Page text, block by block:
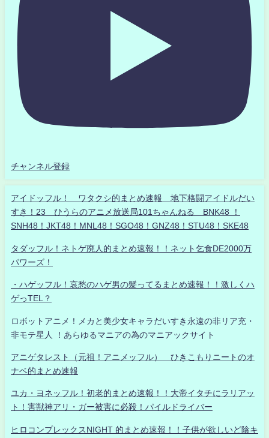
チャンネル登録
アイドッフル！ ワタクシ的まとめ速報 地下格闘アイドルだい
すき！23 ひうらのアニメ放送局101ちゃんねる BNK48 ！
SNH48！JKT48！MNL48！SGO48！GNZ48！STU48！SKE48
タダッフル！ネトゲ廃人的まとめ速報！！ネット乞食DE2000万
パワーズ！
・ハゲッフル！哀愁のハゲ男の髪ってるまとめ速報！！激しくハ
ゲっTEL？
ロボットアニメ！メカと美少女キャラだいすき永遠の非リア充・
非モテ星人 ！あらゆるマニアの為のマニアックサイト
アニゲタレスト（元祖！アニメッフル） ひきこもりニートのオ
ナベ的まとめ速報
ユカ・ヨネッフル！初老的まとめ速報！！大帝イタチにラリアッ
ト！害獣神アリ・ガー被害に必殺！パイルドライバー
ヒロコンプレックスNIGHT 的まとめ速報！！子供が欲しいど陰キ